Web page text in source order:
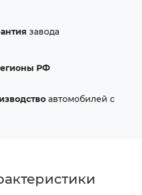
завода
РФ
автомобилей с